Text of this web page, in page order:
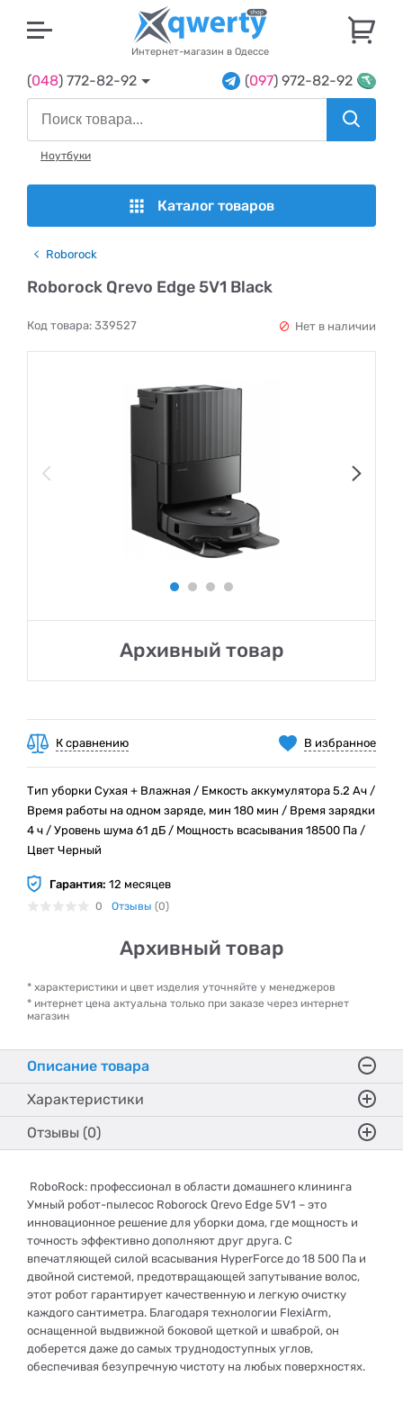
Интернет-магазин в Одессе
(048) 772-82-92 (097) 972-82-92
Ноутбуки
Каталог товаров
Roborock
Roborock Qrevo Edge 5V1 Black
Код товара: 339527 Нет в наличии
Архивный товар
В избранное
К сравнению
Тип уборки Сухая + Влажная / Емкость аккумулятора 5.2 Ач /
Время работы на одном заряде, мин 180 мин / Время зарядки
4 ч / Уровень шума 61 дБ / Мощность вcасывания 18500 Па /
Цвет Черный
Гарантия: 12 месяцев
0 Отзывы (0)
Архивный товар
* характеристики и цвет изделия уточняйте у менеджеров
* интернет цена актуальна только при заказе через интернет
магазин
Описание товара
Характеристики
Отзывы (0)
RoboRock: профессионал в области домашнего клининга
Умный робот-пылесос Roborock Qrevo Edge 5V1 – это
инновационное решение для уборки дома, где мощность и
точность эффективно дополняют друг друга. С
впечатляющей силой всасывания HyperForce до 18 500 Па и
двойной системой, предотвращающей запутывание волос,
этот робот гарантирует качественную и легкую очистку
каждого сантиметра. Благодаря технологии FlexiArm,
оснащенной выдвижной боковой щеткой и шваброй, он
доберется даже до самых труднодоступных углов,
обеспечивая безупречную чистоту на любых поверхностях.